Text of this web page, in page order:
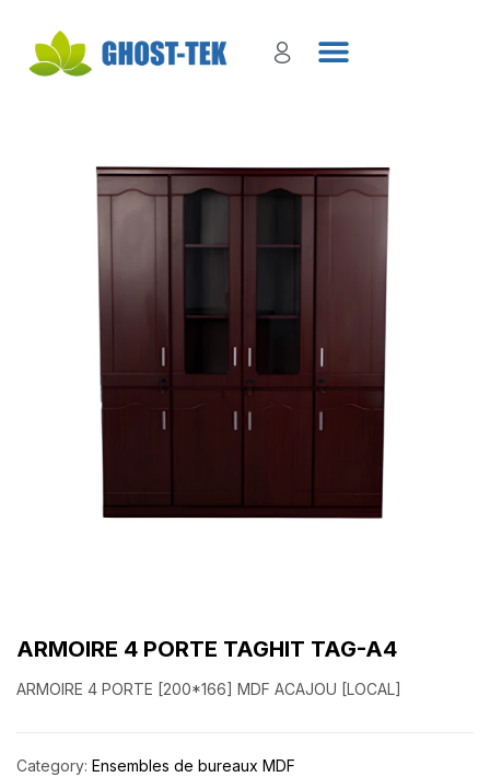
ARMOIRE 4 PORTE TAGHIT TAG-A4
ARMOIRE 4 PORTE [200*166] MDF ACAJOU [LOCAL]
Category: Ensembles de bureaux MDF
Sign in
Lost password?
Log in
Create an account